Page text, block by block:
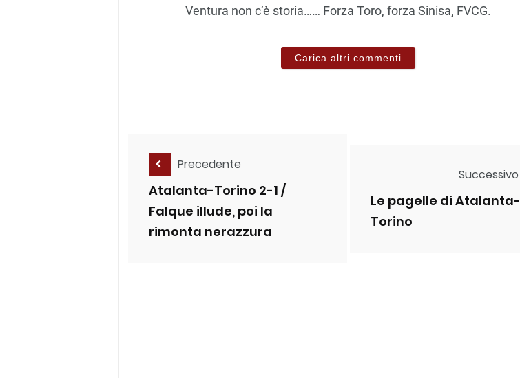
Ventura non c’è storia…… Forza Toro, forza Sinisa, FVCG.
Carica altri commenti
Precedente
Atalanta-Torino 2-1 /
Falque illude, poi la
rimonta nerazzura
Successivo
Le pagelle di Atalanta-
Torino